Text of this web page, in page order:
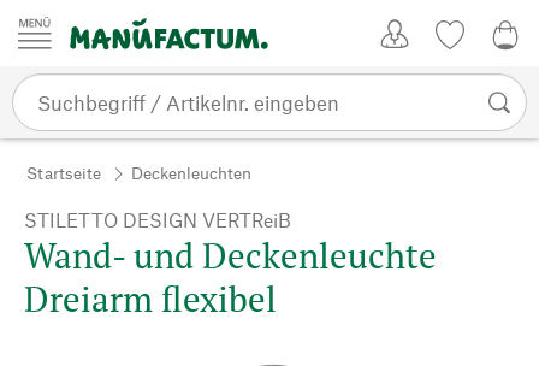
Zum Inhalt springen
Startseite Deckenleuchten
STILETTO DESIGN VERTReiB
Wand- und Deckenleuchte
Dreiarm flexibel